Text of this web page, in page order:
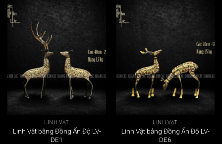
LINH VẬT
Linh Vật bằng Đồng Ấn Độ LV-
DE1
LINH VẬT
Linh Vật bằng Đồng Ấn Độ LV-
DE6